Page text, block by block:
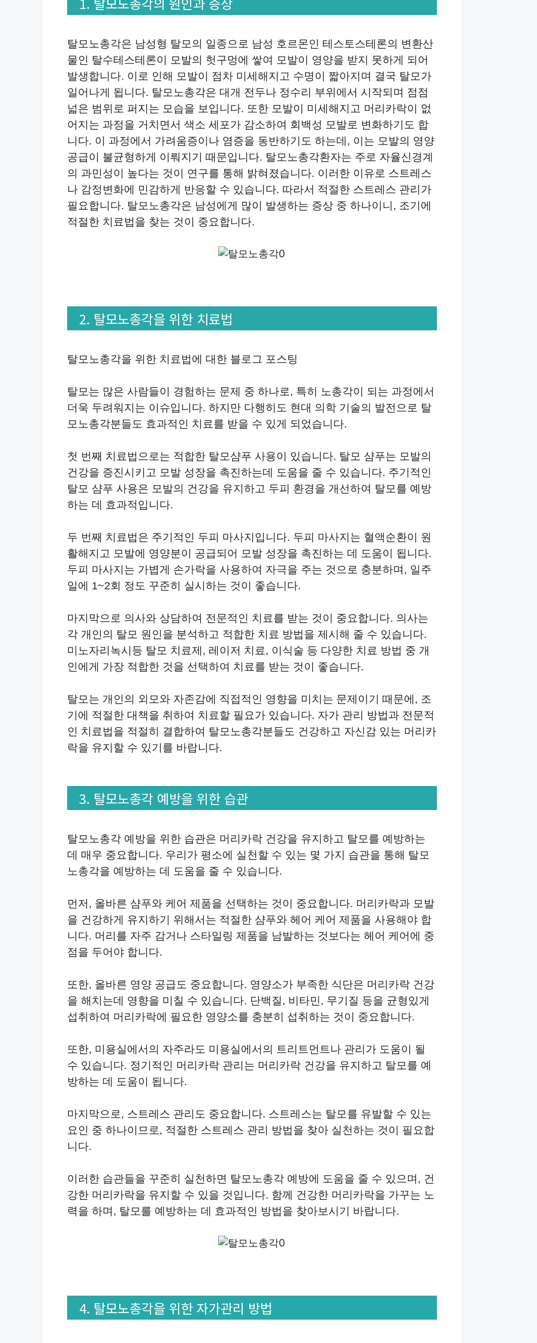
탈모노총각은 남성형 탈모의 일종으로 남성 호르몬인 테스토스테론의 변환산
물인 탈수테스테론이 모발의 헛구멍에 쌓여 모발이 영양을 받지 못하게 되어
발생합니다. 이로 인해 모발이 점차 미세해지고 수명이 짧아지며 결국 탈모가
일어나게 됩니다. 탈모노총각은 대개 전두나 정수리 부위에서 시작되며 점점
넓은 범위로 퍼지는 모습을 보입니다. 또한 모발이 미세해지고 머리카락이 없
어지는 과정을 거치면서 색소 세포가 감소하여 회백성 모발로 변화하기도 합
니다. 이 과정에서 가려움증이나 염증을 동반하기도 하는데, 이는 모발의 영양
공급이 불균형하게 이뤄지기 때문입니다. 탈모노총각환자는 주로 자율신경계
의 과민성이 높다는 것이 연구를 통해 밝혀졌습니다. 이러한 이유로 스트레스
나 감정변화에 민감하게 반응할 수 있습니다. 따라서 적절한 스트레스 관리가
필요합니다. 탈모노총각은 남성에게 많이 발생하는 증상 중 하나이니, 조기에
적절한 치료법을 찾는 것이 중요합니다.
2. 탈모노총각을 위한 치료법
탈모노총각을 위한 치료법에 대한 블로그 포스팅
탈모는 많은 사람들이 경험하는 문제 중 하나로, 특히 노총각이 되는 과정에서
더욱 두려워지는 이슈입니다. 하지만 다행히도 현대 의학 기술의 발전으로 탈
모노총각분들도 효과적인 치료를 받을 수 있게 되었습니다.
첫 번째 치료법으로는 적합한 탈모샴푸 사용이 있습니다. 탈모 샴푸는 모발의
건강을 증진시키고 모발 성장을 촉진하는데 도움을 줄 수 있습니다. 주기적인
탈모 샴푸 사용은 모발의 건강을 유지하고 두피 환경을 개선하여 탈모를 예방
하는 데 효과적입니다.
두 번째 치료법은 주기적인 두피 마사지입니다. 두피 마사지는 혈액순환이 원
활해지고 모발에 영양분이 공급되어 모발 성장을 촉진하는 데 도움이 됩니다.
두피 마사지는 가볍게 손가락을 사용하여 자극을 주는 것으로 충분하며, 일주
일에 1~2회 정도 꾸준히 실시하는 것이 좋습니다.
마지막으로 의사와 상담하여 전문적인 치료를 받는 것이 중요합니다. 의사는
각 개인의 탈모 원인을 분석하고 적합한 치료 방법을 제시해 줄 수 있습니다.
미노자리녹시등 탈모 치료제, 레이저 치료, 이식술 등 다양한 치료 방법 중 개
인에게 가장 적합한 것을 선택하여 치료를 받는 것이 좋습니다.
탈모는 개인의 외모와 자존감에 직접적인 영향을 미치는 문제이기 때문에, 조
기에 적절한 대책을 취하여 치료할 필요가 있습니다. 자가 관리 방법과 전문적
인 치료법을 적절히 결합하여 탈모노총각분들도 건강하고 자신감 있는 머리카
락을 유지할 수 있기를 바랍니다.
3. 탈모노총각 예방을 위한 습관
탈모노총각 예방을 위한 습관은 머리카락 건강을 유지하고 탈모를 예방하는
데 매우 중요합니다. 우리가 평소에 실천할 수 있는 몇 가지 습관을 통해 탈모
노총각을 예방하는 데 도움을 줄 수 있습니다.
먼저, 올바른 샴푸와 케어 제품을 선택하는 것이 중요합니다. 머리카락과 모발
을 건강하게 유지하기 위해서는 적절한 샴푸와 헤어 케어 제품을 사용해야 합
니다. 머리를 자주 감거나 스타일링 제품을 남발하는 것보다는 헤어 케어에 중
점을 두어야 합니다.
또한, 올바른 영양 공급도 중요합니다. 영양소가 부족한 식단은 머리카락 건강
을 해치는데 영향을 미칠 수 있습니다. 단백질, 비타민, 무기질 등을 균형있게
섭취하여 머리카락에 필요한 영양소를 충분히 섭취하는 것이 중요합니다.
또한, 미용실에서의 자주라도 미용실에서의 트리트먼트나 관리가 도움이 될
수 있습니다. 정기적인 머리카락 관리는 머리카락 건강을 유지하고 탈모를 예
방하는 데 도움이 됩니다.
마지막으로, 스트레스 관리도 중요합니다. 스트레스는 탈모를 유발할 수 있는
요인 중 하나이므로, 적절한 스트레스 관리 방법을 찾아 실천하는 것이 필요합
니다.
이러한 습관들을 꾸준히 실천하면 탈모노총각 예방에 도움을 줄 수 있으며, 건
강한 머리카락을 유지할 수 있을 것입니다. 함께 건강한 머리카락을 가꾸는 노
력을 하며, 탈모를 예방하는 데 효과적인 방법을 찾아보시기 바랍니다.
4. 탈모노총각을 위한 자가관리 방법